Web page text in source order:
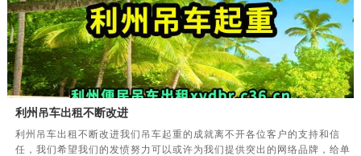
利州吊车出租不断改进
利州吊车出租不断改进我们吊车起重的成就离不开各位客户的支持和信
任，我们希望我们的发愤努力可以或许为我们提供突出的网络品牌，给单